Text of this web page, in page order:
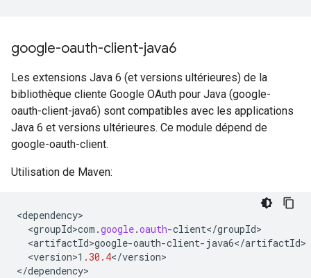
google-oauth-client-java6
Les extensions Java 6 (et versions ultérieures) de la
bibliothèque cliente Google OAuth pour Java (google-
oauth-client-java6) sont compatibles avec les applications
Java 6 et versions ultérieures. Ce module dépend de
google-oauth-client.
Utilisation de Maven:
<dependency
<groupId>com .google.oauth-client</groupId
<artifactId>google-oauth-client- java6</artifactId
<version>1 .30.4</version>
</dependency>